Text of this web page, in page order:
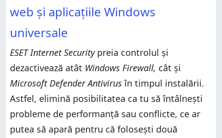
web și aplicațiile Windows
universale
ESET Internet Securitypreia controlul și
dezactivează atât Windows Firewall, cât și
Microsoft Defender Antivirusîn timpul instalării.
Astfel, elimină posibilitatea ca tu să întâlnești
probleme de performanță sau conflicte, ce ar
putea să apară pentru că folosești două